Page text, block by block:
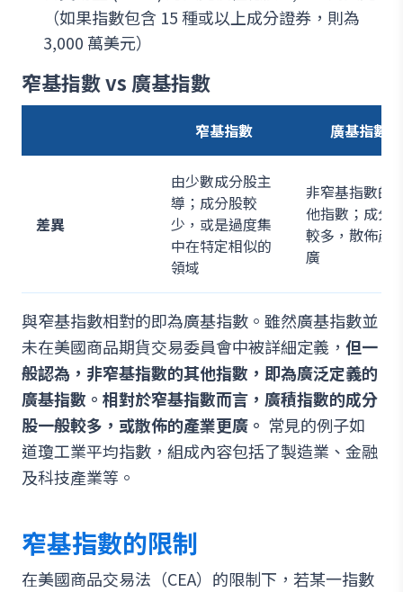
（如果指數包含 15 種或以上成分證券，則為
3,000 萬美元）
窄基指數 vs 廣基指數
窄基指數 廣基指數
差異
由少數成分股主
導；成分股較
少，或是過度集
中在特定相似的
領域
非窄基指數的
他指數；成分
較多，散佈產
廣
與窄基指數相對的即為廣基指數。雖然廣基指數並
未在美國商品期貨交易委員會中被詳細定義， 但一
般認為，非窄基指數的其他指數，即為廣泛定義的
廣基指數。相對於窄基指數而言，廣積指數的成分
股一般較多，或散佈的產業更廣。 常見的例子如
道瓊工業平均指數，組成內容包括了製造業、金融
及科技產業等。
窄基指數的限制
在美國商品交易法（CEA）的限制下，若某一指數